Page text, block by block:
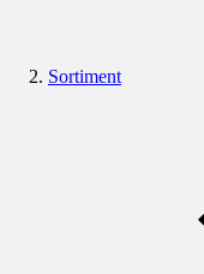
Sortiment